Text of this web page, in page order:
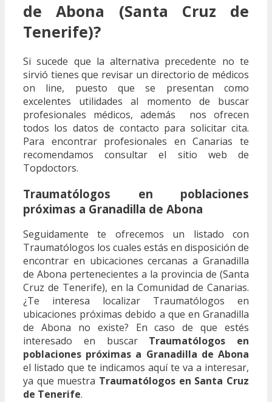
de Abona (Santa Cruz de
Tenerife)?
Si sucede que la alternativa precedente no te
sirvió tienes que revisar un directorio de médicos
on line, puesto que se presentan como
excelentes utilidades al momento de buscar
profesionales médicos, además nos ofrecen
todos los datos de contacto para solicitar cita.
Para encontrar profesionales en Canarias te
recomendamos consultar el sitio web de
Topdoctors.
Traumatólogos en poblaciones
próximas a Granadilla de Abona
Seguidamente te ofrecemos un listado con
Traumatólogos los cuales estás en disposición de
encontrar en ubicaciones cercanas a Granadilla
de Abona pertenecientes a la provincia de (Santa
Cruz de Tenerife), en la Comunidad de Canarias.
¿Te interesa localizar Traumatólogos en
ubicaciones próximas debido a que en Granadilla
de Abona no existe? En caso de que estés
interesado en buscar Traumatólogos en
poblaciones próximas a Granadilla de Abona
el listado que te indicamos aquí te va a interesar,
ya que muestra Traumatólogos en Santa Cruz
de Tenerife.